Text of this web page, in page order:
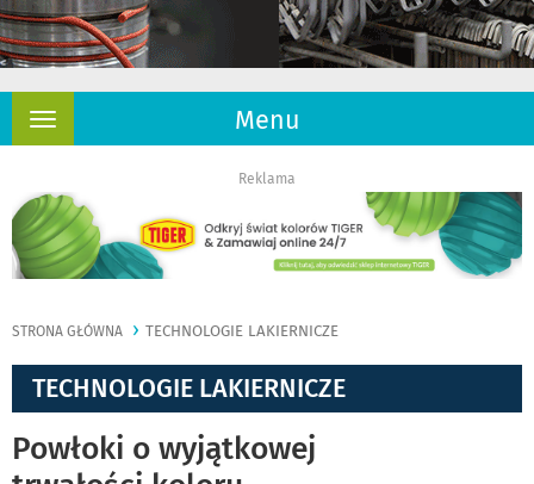
Menu
Rozwiń
Reklama
STRONA GŁÓWNA TECHNOLOGIE LAKIERNICZE
TECHNOLOGIE LAKIERNICZE
Powłoki o wyjątkowej